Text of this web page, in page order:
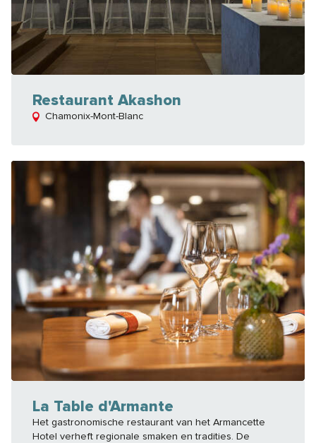
Restaurant Akashon
Chamonix-Mont-Blanc
La Table d'Armante
Het gastronomische restaurant van het Armancette
Hotel verheft regionale smaken en tradities. De